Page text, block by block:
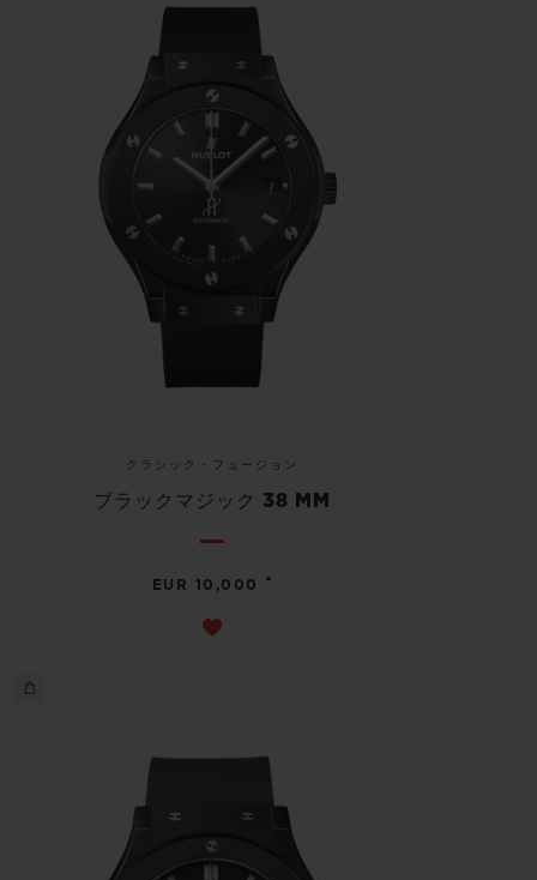
クラシック・フュージョン
ブラックマジック 38 MM
EUR 10,000 •